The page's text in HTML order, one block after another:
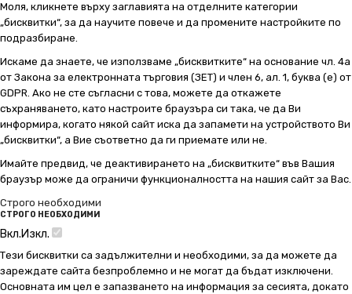
Моля, кликнете върху заглавията на отделните категории
„бисквитки“, за да научите повече и да промените настройките по
подразбиране.
Искаме да знаете, че използваме „бисквитките“ на основание чл. 4а
от Закона за електронната търговия (ЗЕТ) и член 6, ал. 1, буква (е) от
GDPR. Ако не сте съгласни с това, можете да откажете
съхраняването, като настроите браузъра си така, че да Ви
информира, когато някой сайт иска да запамети на устройството Ви
„бисквитки“, а Вие съответно да ги приемате или не.
Имайте предвид, че деактивирането на „бисквитките“ във Вашия
браузър може да ограничи функционалността на нашия сайт за Вас.
Строго необходими
СТРОГО НЕОБХОДИМИ
Вкл.Изкл.
Тези бисквитки са задължителни и необходими, за да можете да
зареждате сайта безпроблемно и не могат да бъдат изключени.
Основната им цел е запазването на информация за сесията, докато